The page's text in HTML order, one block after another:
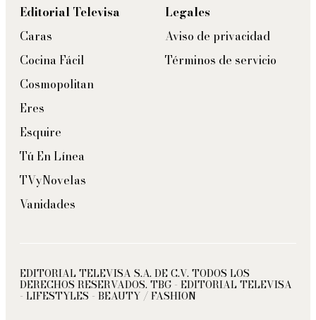
Editorial Televisa
Caras
Cocina Fácil
Cosmopolitan
Eres
Esquire
Tú En Línea
TVyNovelas
Vanidades
Legales
Aviso de privacidad
Términos de servicio
EDITORIAL TELEVISA S.A. DE C.V. TODOS LOS
DERECHOS RESERVADOS. TBG - EDITORIAL TELEVISA
- LIFESTYLES - BEAUTY / FASHION